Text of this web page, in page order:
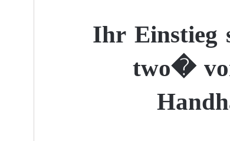
Ihr Einstieg
two�